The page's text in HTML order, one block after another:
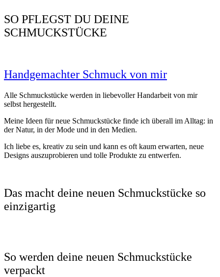
SO PFLEGST DU DEINE
SCHMUCKSTÜCKE
Handgemachter Schmuck von mir
Alle Schmuckstücke werden in liebevoller Handarbeit von mir
selbst hergestellt.
Meine Ideen für neue Schmuckstücke finde ich überall im Alltag: in
der Natur, in der Mode und in den Medien.
Ich liebe es, kreativ zu sein und kann es oft kaum erwarten, neue
Designs auszuprobieren und tolle Produkte zu entwerfen.
Das macht deine neuen Schmuckstücke so
einzigartig
So werden deine neuen Schmuckstücke
verpackt